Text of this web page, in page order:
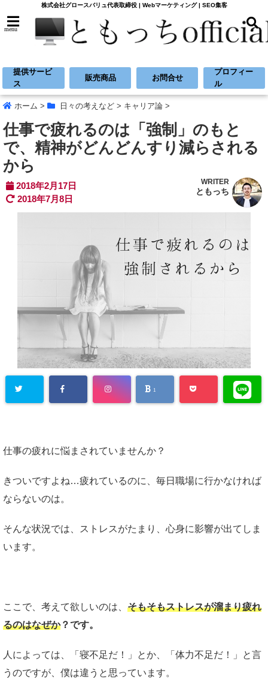
株式会社グロースバリュ代表取締役 | Webマーケティング | SEO集客
menu
提供サービ
ス
販売商品 お問合せ
プロフィー
ル
ホーム > 日々の考えなど > キャリア論 >
仕事で疲れるのは「強制」のもと
で、精神がどんどんすり減らされる
から
2018年2月17日
2018年7月8日
WRITER
ともっち
1
仕事の疲れに悩まされていませんか？
きついですよね…疲れているのに、毎日職場に行かなければ
ならないのは。
そんな状況では、ストレスがたまり、心身に影響が出てしま
います。
ここで、考えて欲しいのは、 そもそもストレスが溜まり疲れ
るのはなぜか？です。
人によっては、「寝不足だ！」とか、「体力不足だ！」と言
うのですが、僕は違うと思っています。